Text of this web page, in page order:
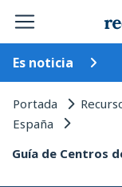
Es noticia
Portada
España
Guía de Centros